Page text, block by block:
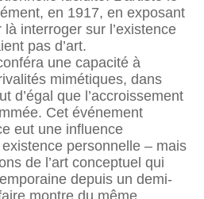
en 1917, en exposant
interroger sur l’existence
pas d’art.
une capacité à
mimétiques, dans
d’égal que l’accroissement
Cet événement
eut une influence
personnelle – mais
de l’art conceptuel qui
depuis un demi-
montre du même